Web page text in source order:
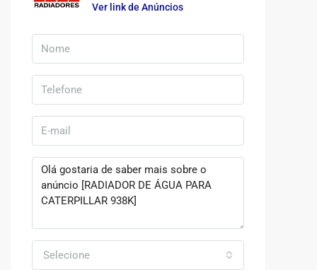
Ver link de Anúncios
Selecione